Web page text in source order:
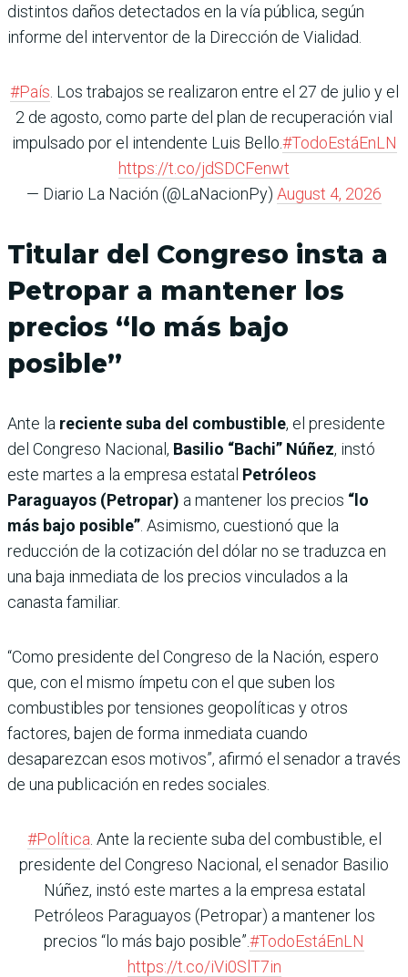
distintos daños detectados en la vía pública, según
informe del interventor de la Dirección de Vialidad.
#País . Los trabajos se realizaron entre el 27 de julio y el
2 de agosto, como parte del plan de recuperación vial
impulsado por el intendente Luis Bello.#TodoEstáEnLN
https://t.co/jdSDCFenwt
— Diario La Nación (@LaNacionPy) August 4, 2026
Titular del Congreso insta a
Petropar a mantener los
precios “lo más bajo
posible”
Ante la reciente suba del combustible, el presidente
del Congreso Nacional, Basilio “Bachi” Núñez, instó
este martes a la empresa estatal Petróleos
Paraguayos (Petropar) a mantener los precios “lo
más bajo posible” . Asimismo, cuestionó que la
reducción de la cotización del dólar no se traduzca en
una baja inmediata de los precios vinculados a la
canasta familiar.
“Como presidente del Congreso de la Nación, espero
que, con el mismo ímpetu con el que suben los
combustibles por tensiones geopolíticas y otros
factores, bajen de forma inmediata cuando
desaparezcan esos motivos”, afirmó el senador a través
de una publicación en redes sociales.
#Política . Ante la reciente suba del combustible, el
presidente del Congreso Nacional, el senador Basilio
Núñez, instó este martes a la empresa estatal
Petróleos Paraguayos (Petropar) a mantener los
precios “lo más bajo posible”.#TodoEstáEnLN
https://t.co/iVi0SlT7in